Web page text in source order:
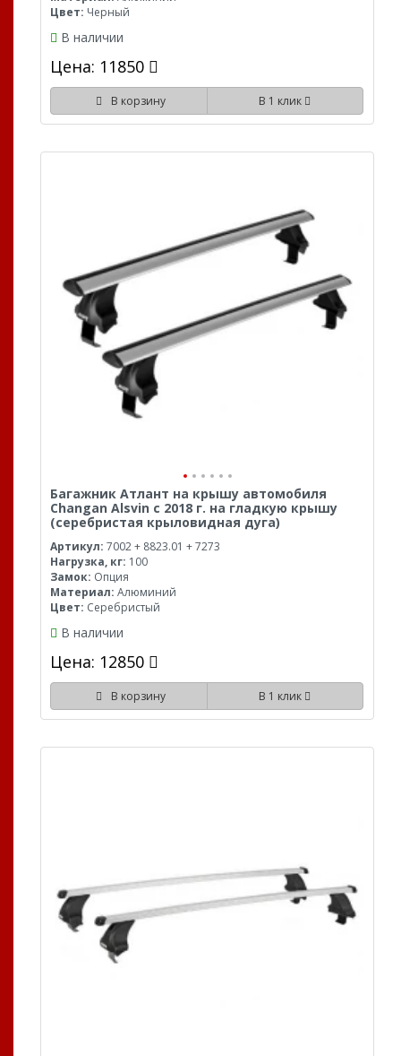
Цвет: Черный
В наличии
Цена: 11850
В корзину В 1 клик
Багажник Атлант на крышу автомобиля
Changan Alsvin с 2018 г. на гладкую крышу
(серебристая крыловидная дуга)
Артикул: 7002 + 8823.01 + 7273
Нагрузка, кг: 100
Замок: Опция
Материал: Алюминий
Цвет: Серебристый
В наличии
Цена: 12850
В корзину В 1 клик